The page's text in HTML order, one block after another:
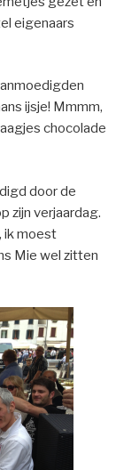
eigenaars
ijsje! Mmmm,
chocolade
door de
zijn verjaardag.
ik moest
Mie wel zitten